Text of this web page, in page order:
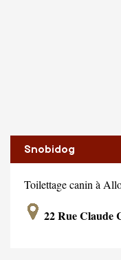
Snobidog
Toilettage canin à
22 Rue Claude